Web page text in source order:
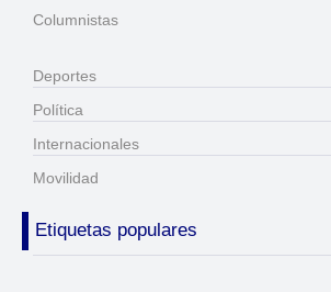
Columnistas
Deportes
Política
Internacionales
Movilidad
Etiquetas populares